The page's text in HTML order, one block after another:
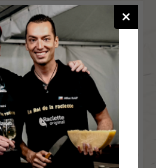
Stockli Cripsy for 8
1013